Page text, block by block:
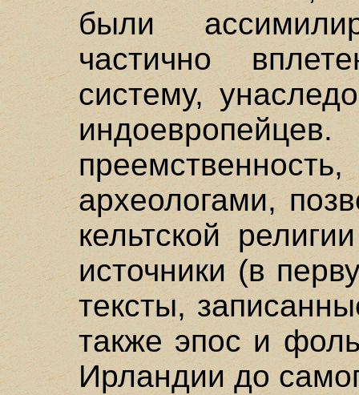
были
частично
систему,
археологами,
кельтской
источники (в
тексты,
также эпос и
Ирландии до